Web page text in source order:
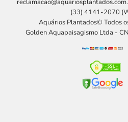
(33) 4141-2070
Aquários Plantados© Todos
Golden Aquapaisagismo Ltda -